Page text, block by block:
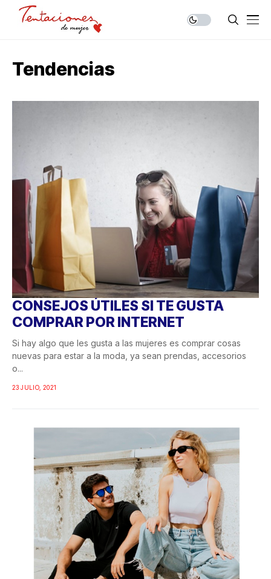
Tendencias
CONSEJOS ÚTILES SI TE GUSTA
COMPRAR POR INTERNET
Si hay algo que les gusta a las mujeres es comprar cosas
nuevas para estar a la moda, ya sean prendas, accesorios
o...
23 JULIO, 2021